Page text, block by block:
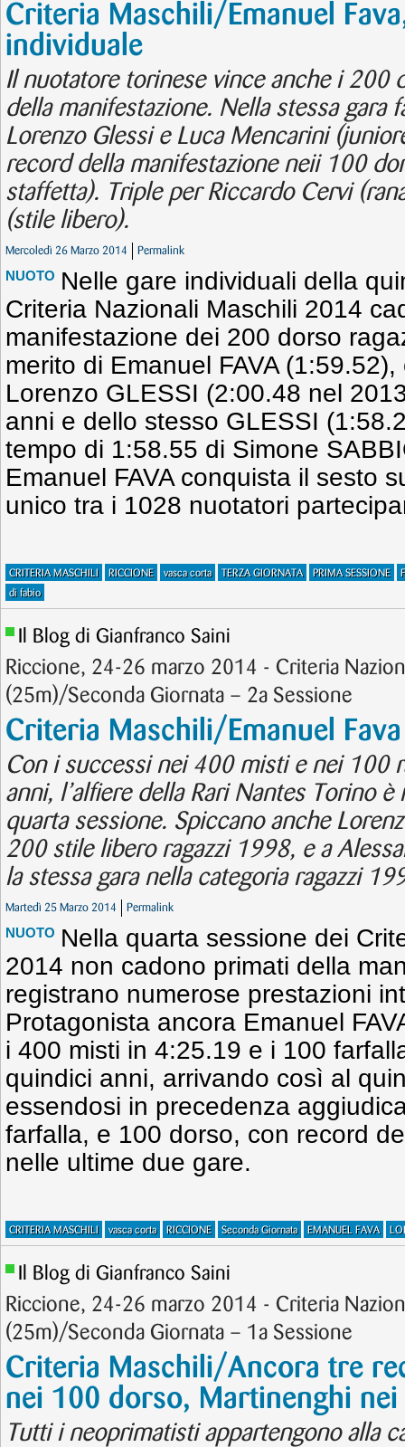
Criteria Maschili/Emanuel
individuale
Il nuotatore torinese vince anche i 200
della manifestazione. Nella stessa gara
Lorenzo Glessi e Luca Mencarini
record della manifestazione neii 100
staffetta). Triple per Riccardo Cervi
(stile libero).
Mercoledì 26 Marzo 2014 Permalink
NUOTO Nelle gare individuali della
Criteria Nazionali Maschili 2014
manifestazione dei 200 dorso
merito di Emanuel FAVA
Lorenzo GLESSI (2:00.48 nel
anni e dello stesso GLESSI
tempo di 1:58.55 di Simone
Emanuel FAVA conquista il sesto
unico tra i 1028 nuotatori
CRITERIA MASCHILI RICCIONE vasca corta TERZA GIORNATA PRIMA SESSIONE
di fabio
Il Blog di Gianfranco Saini
Riccione, 24-26 marzo 2014 - Criteria
(25m)/Seconda Giornata – 2a Sessione
Criteria Maschili/Emanuel
Con i successi nei 400 misti e nei 100
anni, l’alfiere della Rari Nantes Torino
quarta sessione. Spiccano anche
200 stile libero ragazzi 1998, e a
la stessa gara nella categoria ragazzi
Martedì 25 Marzo 2014 Permalink
NUOTO Nella quarta sessione dei
2014 non cadono primati della
registrano numerose prestazioni
Protagonista ancora Emanuel
i 400 misti in 4:25.19 e i 100
quindici anni, arrivando così al
essendosi in precedenza
farfalla, e 100 dorso, con record
nelle ultime due gare.
CRITERIA MASCHILI vasca corta RICCIONE Seconda Giornata EMANUEL FAVA
Il Blog di Gianfranco Saini
Riccione, 24-26 marzo 2014 - Criteria
(25m)/Seconda Giornata – 1a Sessione
Criteria Maschili/Ancora tre
nei 100 dorso, Martinenghi
Tutti i neoprimatisti appartengono alla